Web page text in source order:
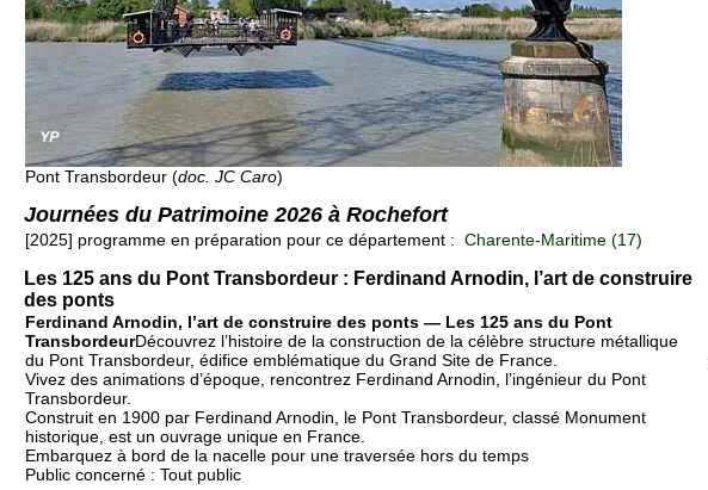
Pont Transbordeur (doc. JC Caro)
Journées du Patrimoine 2026 à Rochefort
[2025] programme en préparation pour ce département : Charente-Maritime (17)
Les 125 ans du Pont Transbordeur : Ferdinand Arnodin, l’art de construire
des ponts
Ferdinand Arnodin, l’art de construire des ponts — Les 125 ans du Pont
TransbordeurDécouvrez l’histoire de la construction de la célèbre structure métallique
du Pont Transbordeur, édifice emblématique du Grand Site de France.
Vivez des animations d’époque, rencontrez Ferdinand Arnodin, l’ingénieur du Pont
Transbordeur.
Construit en 1900 par Ferdinand Arnodin, le Pont Transbordeur, classé Monument
historique, est un ouvrage unique en France.
Embarquez à bord de la nacelle pour une traversée hors du temps
Public concerné : Tout public